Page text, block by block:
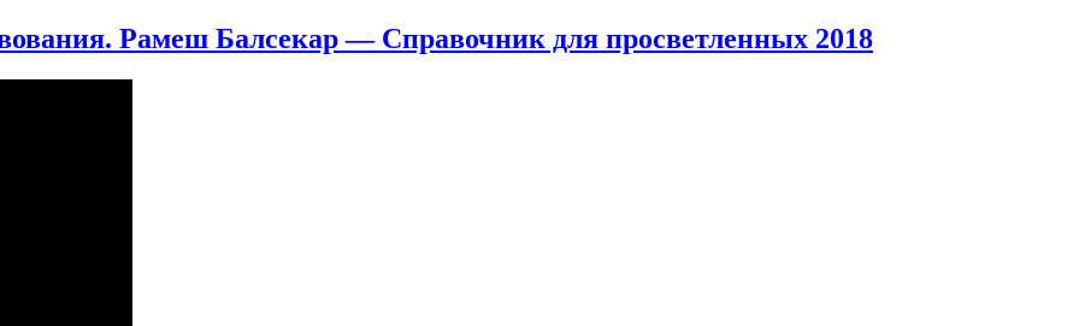
Рамеш Балсекар — Справочник для просветленных 2018